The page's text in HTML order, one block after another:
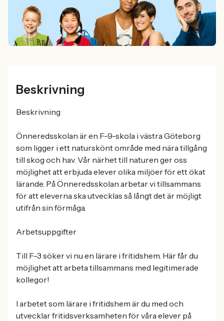
Beskrivning
Beskrivning
Önneredsskolan är en F-9-skola i västra Göteborg
som ligger i ett naturskönt område med nära tillgång
till skog och hav. Vår närhet till naturen ger oss
möjlighet att erbjuda elever olika miljöer för ett ökat
lärande. På Önneredsskolan arbetar vi tillsammans
för att eleverna ska utvecklas så långt det är möjligt
utifrån sin förmåga.
Arbetsuppgifter
Till F-3 söker vi nu en lärare i fritidshem. Här får du
möjlighet att arbeta tillsammans med legitimerade
kollegor!
I arbetet som lärare i fritidshem är du med och
utvecklar fritidsverksamheten för våra elever på